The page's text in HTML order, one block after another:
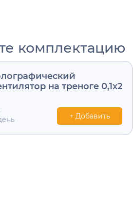
комплектацию
на треноге 0,1х2
+ Добавить